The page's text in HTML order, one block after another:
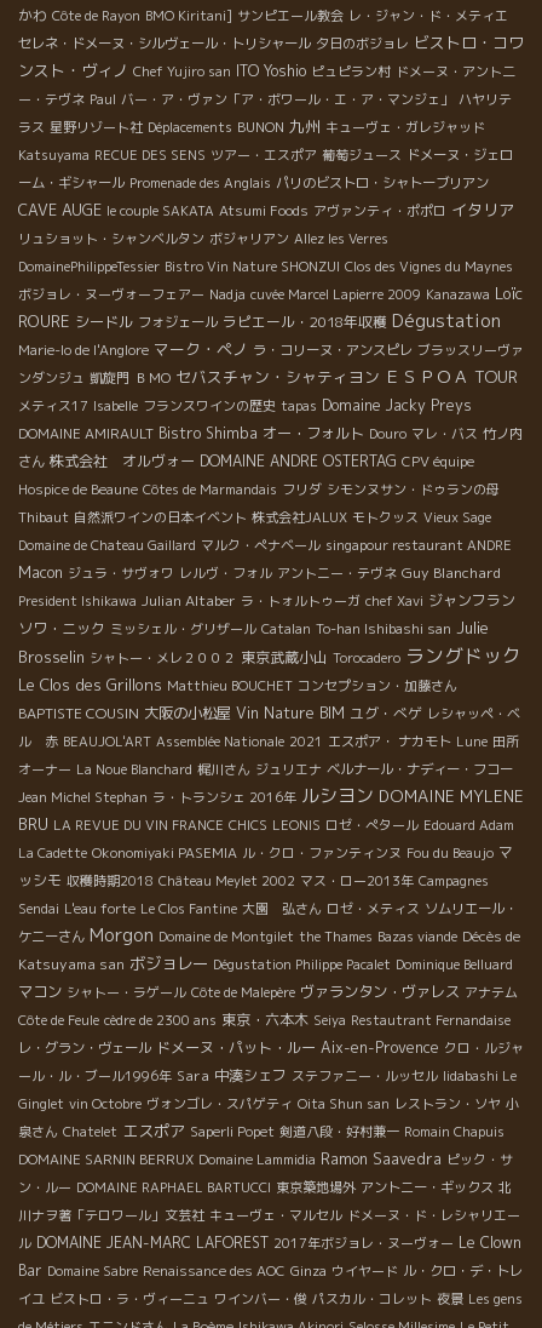
かわ Côte de Rayon BMO Kiritani] サンピエール教会 レ・ジャン・ド・メティエ
セレネ・ドメーヌ・シルヴェール・トリシャール 夕日のボジョレ ビストロ・コワ
ンスト・ヴィノ Chef Yujiro san ITO Yoshio ピュピラン村 ドメーヌ・アント二
ー・テヴネ Paul バー・ア・ヴァン「ア・ボワール・エ・ア・マンジェ」
ハヤリテ
ラス 星野リゾート社 Déplacements BUNON 九州 キューヴェ・ガレジャッド
Katsuyama RECUE DES SENS ツアー・エスポア 葡萄ジュース ドメーヌ・ジェロ
ーム・ギシャール Promenade des Anglais パリのビストロ・シャトーブリアン
CAVE AUGE le couple SAKATA Atsumi Foods アヴァンティ・ポポロ イタリア
リュショット・シャンベルタン ボジャリアン Allez les Verres
DomainePhilippeTessier Bistro Vin Nature SHONZUI Clos des Vignes du Maynes
ボジョレ・ヌーヴォーフェアー Nadja cuvée Marcel Lapierre 2009 Kanazawa Loïc
ROURE シードル フォジェール ラピエール・2018年収穫 Dégustation
Marie-lo de l'Anglore マーク・ペノ ラ・コリーヌ・アンスピレ ブラッスリーヴァ
ンダンジュ 凱旋門 ＢＭО セバスチャン・シャティヨン ＥＳＰＯＡ TOUR
メティス17 Isabelle フランスワインの歴史 tapas Domaine Jacky Preys
DOMAINE AMIRAULT Bistro Shimba オー・フォルト Douro マレ・バス 竹ノ内
さん 株式会社 オルヴォー DOMAINE ANDRE OSTERTAG CPV équipe
Hospice de Beaune Côtes de Marmandais フリダ シモンヌサン・ドゥランの母
Thibaut 自然派ワインの日本イベント 株式会社JALUX モトクッス Vieux Sage
Domaine de Chateau Gaillard マルク・ぺナベール singapour restaurant ANDRE
Macon ジュラ・サヴォワ レルヴ・フォル アントニー・テヴネ Guy Blanchard
President Ishikawa Julian Altaber ラ・トォルトゥーガ chef Xavi ジャンフラン
ソワ・ニック ミッシェル・グリザール Catalan To-han Ishibashi san Julie
Brosselin シャトー・メレ２００２ 東京武蔵小山 Torocadero ラングドック
Le Clos des Grillons Matthieu BOUCHET コンセプション・加藤さん
BAPTISTE COUSIN 大阪の小松屋 Vin Nature BIM ユグ・べゲ レシャッペ・ベ
ル 赤 BEAUJOL'ART Assemblée Nationale 2021 エスポア・ ナカモト Lune 田所
オーナー La Noue Blanchard 梶川さん ジュリエナ ベルナール・ナディー・フコー
Jean Michel Stephan ラ・トランシェ 2016年 ルシヨン DOMAINE MYLENE
BRU LA REVUE DU VIN FRANCE CHICS LEONIS ロゼ・ぺタール Edouard Adam
La Cadette Okonomiyaki PASEMIA ル・クロ・ファンティンヌ Fou du Beaujo マ
ッシモ 収穫時期2018 Château Meylet 2002 マス・ロー2013年 Campagnes
Sendai L'eau forte Le Clos Fantine 大園 弘さん ロゼ・メティス ソムリエール・
ケニーさん Morgon Domaine de Montgilet the Thames Bazas viande Décès de
Katsuyama san ボジョレー Dégustation Philippe Pacalet Dominique Belluard
マコン シャトー・ラゲール Côte de Malepère ヴァランタン・ヴァレス アナテム
Côte de Feule cèdre de 2300 ans 東京・六本木 Seiya Restautrant Fernandaise
レ・グラン・ヴェール ドメーヌ・パット・ルー Aix-en-Provence クロ・ルジャ
ール・ル・ブール1996年 Sara 中湊シェフ ステファニー・ルッセル Iidabashi Le
Ginglet vin Octobre ヴォンゴレ・スパゲティ Oita Shun san レストラン・ソヤ 小
泉さん Chatelet エスポア Saperli Popet 剣道八段・好村兼一 Romain Chapuis
DOMAINE SARNIN BERRUX Domaine Lammidia Ramon Saavedra ピック・サ
ン・ルー DOMAINE RAPHAEL BARTUCCI 東京築地場外 アントニー・ギックス 北
川ナヲ著「テロワール」文芸社 キューヴェ・マルセル ドメーヌ・ド・レシャリエー
ル DOMAINE JEAN-MARC LAFOREST 2017年ボジョレ・ヌーヴォー Le Clown
Bar Domaine Sabre Renaissance des AOC Ginza ウイヤード ル・クロ・デ・トレ
イユ ビストロ・ラ・ヴィーニュ ワインバー・俊 パスカル・コレット 夜景 Les gens